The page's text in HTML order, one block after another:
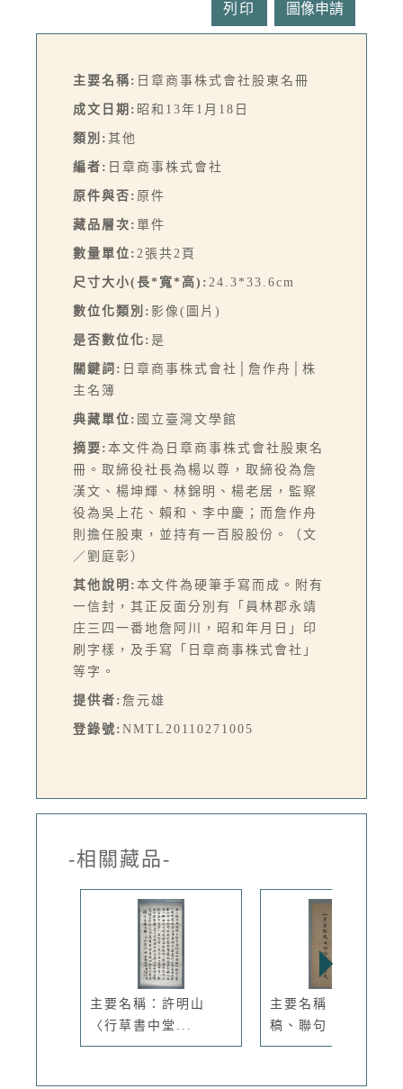
列印
主要名稱: 日章商事株式會社股東名冊
成文日期: 昭和13年1月18日
類別: 其他
編者: 日章商事株式會社
原件與否: 原件
藏品層次: 單件
數量單位: 2張共2頁
尺寸大小(長*寬*高): 24.3*33.6cm
數位化類別: 影像(圖片)
是否數位化: 是
關鍵詞: 日章商事株式會社│詹作舟│株
主名簿
典藏單位: 國立臺灣文學館
摘要: 本文件為日章商事株式會社股東名
冊。取締役社長為楊以尊，取締役為詹
漢文、楊坤輝、林錦明、楊老居，監察
役為吳上花、賴和、李中慶；而詹作舟
則擔任股東，並持有一百股股份。（文
／劉庭彰）
其他說明: 本文件為硬筆手寫而成。附有
一信封，其正反面分別有「員林郡永靖
庄三四一番地詹阿川，昭和年月日」印
刷字樣，及手寫「日章商事株式會社」
等字。
提供者: 詹元雄
登錄號: NMTL20110271005
-相關藏品-
主要名稱：許明山
〈行草書中堂...
主要名稱：無題名詩
稿、聯句：...